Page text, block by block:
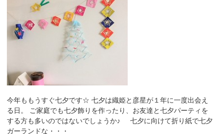
今年ももうすぐ七夕です☆ 七夕は織姫と彦星が１年に一度出会え
る日。 ご家庭でも七夕飾りを作ったり、お友達と七夕パーティを
する方も多いのではないでしょうか♪ 七夕に向けて折り紙で七夕
ガーランドな・・・